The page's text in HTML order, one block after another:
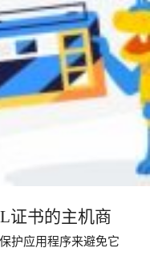
证书的主机商
护应用程序来避免它